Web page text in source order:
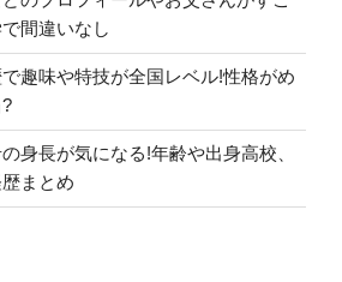
間違いなし
趣味や特技が全国レベル!性格がめ
身長が気になる!年齢や出身高校、
まとめ